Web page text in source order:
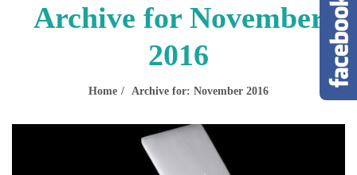
Archive for November
2016
Home Archive for: November 2016